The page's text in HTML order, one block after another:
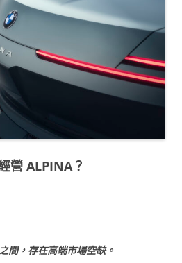
營 ALPINA？
間，存在高端市場空缺。